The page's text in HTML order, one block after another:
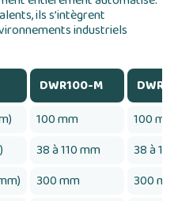
ils s’intègrent
industriels
DWR100-M
100 mm
100 mm
38 à 110 mm
38 à 110
300 mm
300 mm